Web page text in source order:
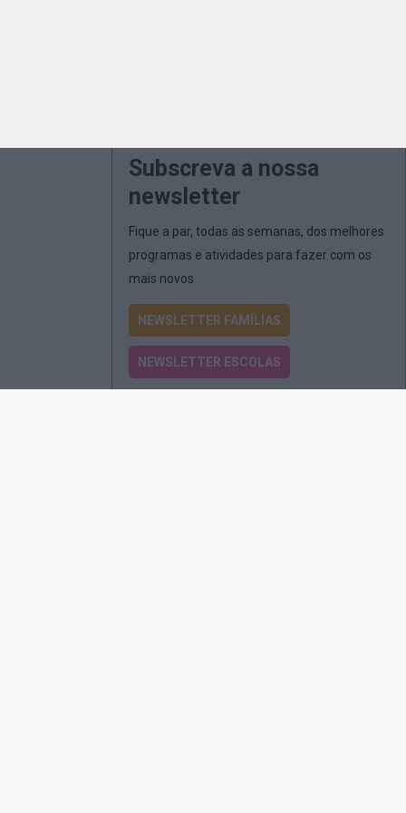
Subscreva a nossa
newsletter
Fique a par, todas as semanas, dos melhores
programas e atividades para fazer com os
mais novos
NEWSLETTER FAMÍLIAS
NEWSLETTER ESCOLAS